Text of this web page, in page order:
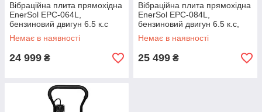
Вібраційна плита прямохідна
EnerSol EPC-064L,
бензиновий двигун 6.5 к.с
Немає в наявності
24 999 ₴
Вібраційна плита прямохідна
EnerSol EPC-084L,
бензиновий двигун 6.5 к.с,
глибина 310 мм
Немає в наявності
25 499 ₴